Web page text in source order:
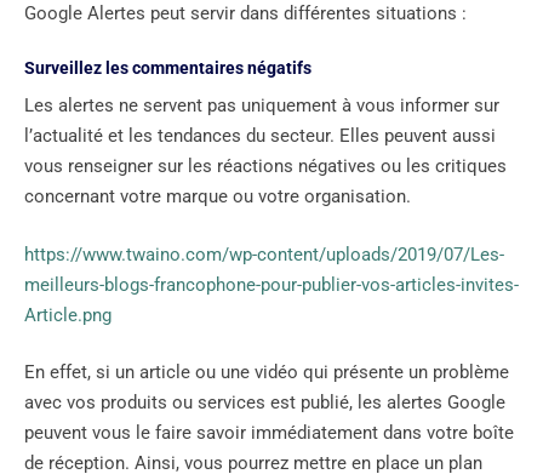
Google Alertes peut servir dans différentes situations :
Surveillez les commentaires négatifs
Les alertes ne servent pas uniquement à vous informer sur
l’actualité et les tendances du secteur. Elles peuvent aussi
vous renseigner sur les réactions négatives ou les critiques
concernant votre marque ou votre organisation.
https://www.twaino.com/wp-content/uploads/2019/07/Les-
meilleurs-blogs-francophone-pour-publier-vos-articles-invites-
Article.png
En effet, si un article ou une vidéo qui présente un problème
avec vos produits ou services est publié, les alertes Google
peuvent vous le faire savoir immédiatement dans votre boîte
de réception. Ainsi, vous pourrez mettre en place un plan